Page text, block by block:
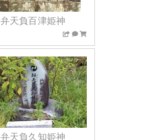
弁天負百津姫神
弁天負久知姫神